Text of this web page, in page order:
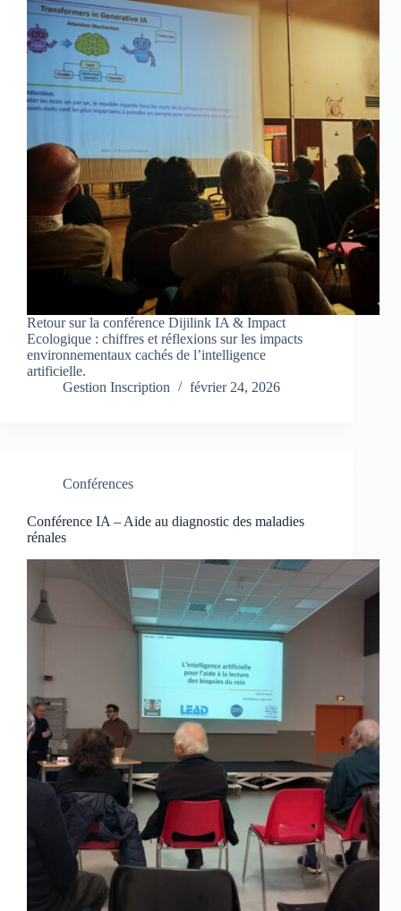
Retour sur la conférence Dijilink IA & Impact
Ecologique : chiffres et réflexions sur les impacts
environnementaux cachés de l’intelligence
artificielle.
Gestion Inscription
février 24, 2026
Conférences
Conférence IA – Aide au diagnostic des maladies
rénales